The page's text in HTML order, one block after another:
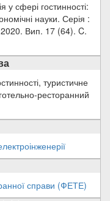
сфері гостинності:
науки. Серія :
2020. Вип. 17 (64). C.
туристичне
ресторанний
справи (ФЕТЕ)